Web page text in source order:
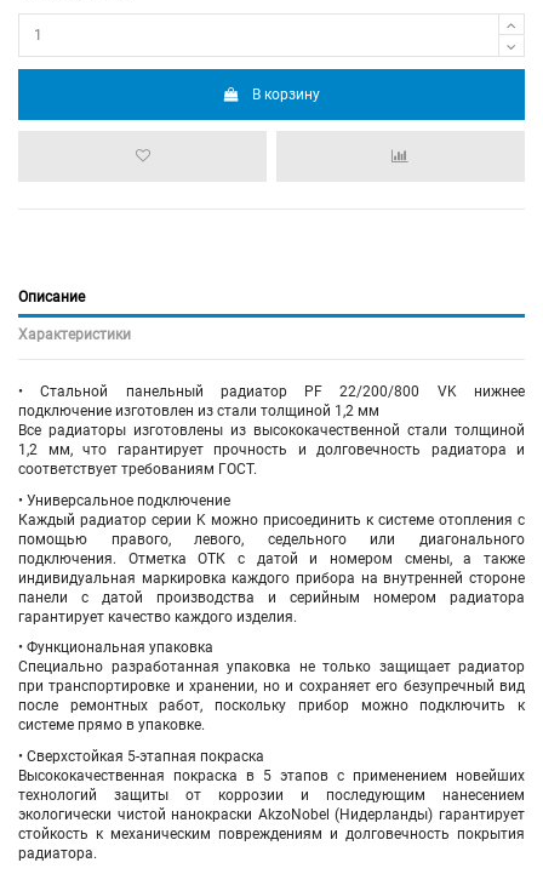
В корзину
Описание
Характеристики
• Стальной панельный радиатор PF 22/200/800 VK
нижнее
подключение изготовлен из стали толщиной 1,2 мм
Все радиаторы изготовлены из высококачественной стали толщиной
1,2 мм, что гарантирует прочность и долговечность радиатора и
соответствует требованиям ГОСТ.
• Универсальное подключение
Каждый радиатор серии K можно присоединить к системе отопления с
помощью правого, левого, седельного или диагонального
подключения. Отметка ОТК с датой и номером смены, а также
индивидуальная маркировка каждого прибора на внутренней стороне
панели с датой производства и серийным номером радиатора
гарантирует качество каждого изделия.
• Функциональная упаковка
Специально разработанная упаковка не только защищает радиатор
при транспортировке и хранении, но и сохраняет его безупречный вид
после ремонтных работ, поскольку прибор можно подключить к
системе прямо в упаковке.
• Сверхстойкая 5-этапная покраска
Высококачественная покраска в 5 этапов с применением новейших
технологий защиты от коррозии и последующим нанесением
экологически чистой нанокраски AkzoNobel (Нидерланды) гарантирует
стойкость к механическим повреждениям и долговечность покрытия
радиатора.